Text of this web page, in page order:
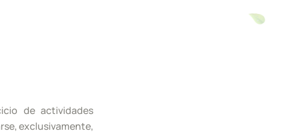
de actividades
exclusivamente,